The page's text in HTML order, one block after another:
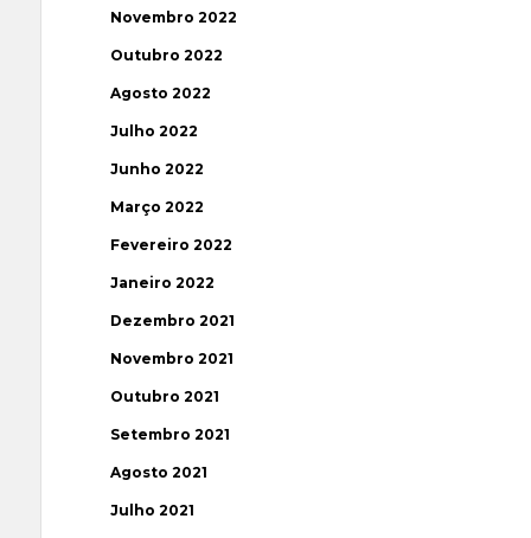
Novembro 2022
Outubro 2022
Agosto 2022
Julho 2022
Junho 2022
Março 2022
Fevereiro 2022
Janeiro 2022
Dezembro 2021
Novembro 2021
Outubro 2021
Setembro 2021
Agosto 2021
Julho 2021